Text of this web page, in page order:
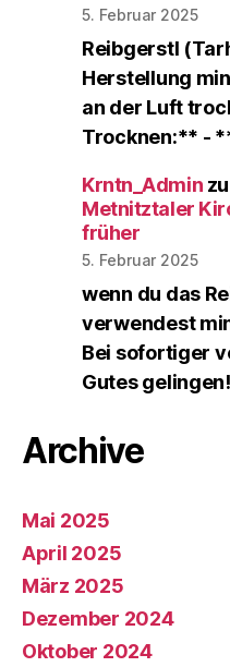
5. Februar 2025
Reibgerstl
Herstellung
an der Luft
Trocknen:** -
Krntn_Admin zu
Metnitztaler
früher
5. Februar 2025
wenn du das
verwendest
Bei sofortiger
Gutes gelingen!
Archive
Mai 2025
April 2025
März 2025
Dezember 2024
Oktober 2024